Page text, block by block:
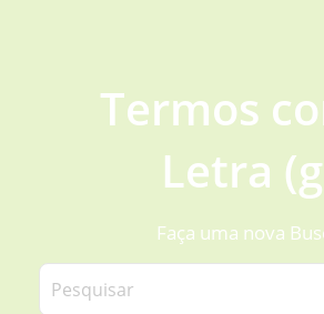
Termos
Letra
Faça uma nova